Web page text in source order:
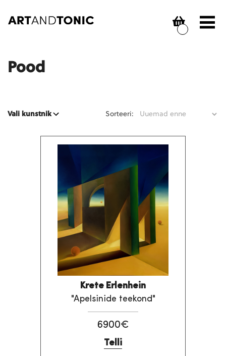
Pood
Vali kunstnik Sorteeri:
Krete Erlenhein
"Apelsinide teekond"
6900€
Telli